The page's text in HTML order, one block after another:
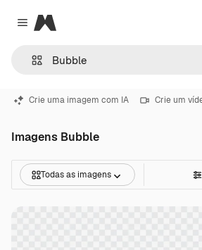
Close menu
Magnific
Crie uma imagem com IA Crie um
Imagens Bubble
Todas as imagens